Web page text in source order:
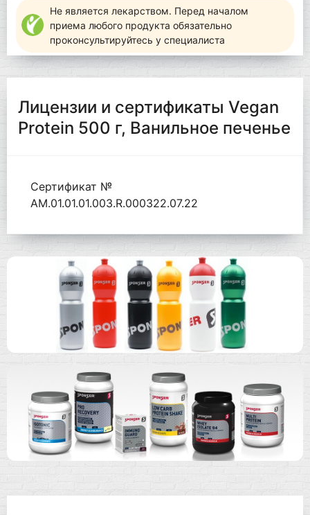
Не является лекарством. Перед началом
приема любого продукта обязательно
проконсультируйтесь у специалиста
Лицензии и сертификаты Vegan
Protein 500 г, Ванильное печенье
Сертификат №
AM.01.01.01.003.R.000322.07.22